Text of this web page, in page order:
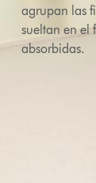
agrupan las
sueltan en el
absorbidas.